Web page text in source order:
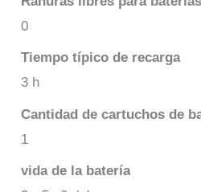
0
Tiempo típico de recarga
3 h
Cantidad de cartuchos de
1
vida de la batería